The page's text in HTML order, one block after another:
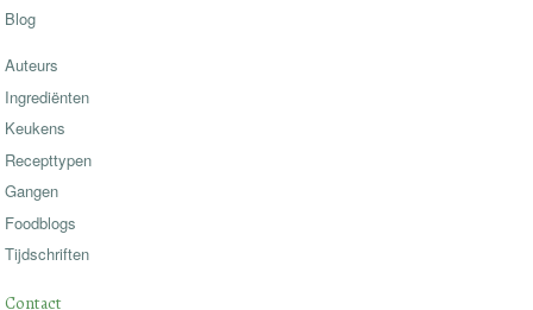
Blog
Auteurs
Ingrediënten
Keukens
Recepttypen
Gangen
Foodblogs
Tijdschriften
Contact